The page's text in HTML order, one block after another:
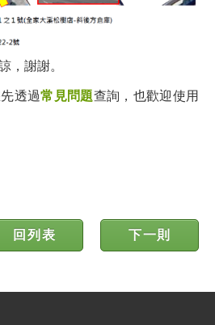
，謝謝。
透過常見問題查詢，也歡迎使用
回列表 下一則